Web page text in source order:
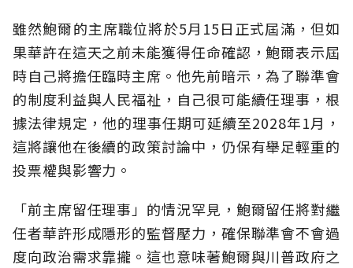
雖然鮑爾的主席職位將於5月15日正式屆滿，但如
果華許在這天之前未能獲得任命確認，鮑爾表示屆
時自己將擔任臨時主席。他先前暗示，為了聯準會
的制度利益與人民福祉，自己很可能續任理事，根
據法律規定，他的理事任期可延續至2028年1月，
這將讓他在後續的政策討論中，仍保有舉足輕重的
投票權與影響力。
「前主席留任理事」的情況罕見，鮑爾留任將對繼
任者華許形成隱形的監督壓力，確保聯準會不會過
度向政治需求靠攏。這也意味著鮑爾與川普政府之